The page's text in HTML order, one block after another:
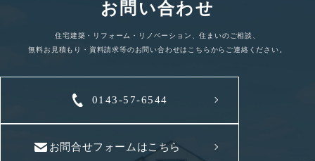
お問い合わせ
住宅建築・リフォーム・リノベーション、住まいのご相談、
無料お見積もり・資料請求等のお問い合わせはこちらからご連絡ください。
0143-57-6544
お問合せフォームはこちら